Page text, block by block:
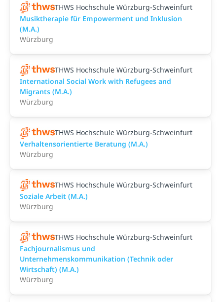
THWS Hochschule Würzburg-Schweinfurt
Musiktherapie für Empowerment und Inklusion
(M.A.)
Würzburg
THWS Hochschule Würzburg-Schweinfurt
International Social Work with Refugees and
Migrants (M.A.)
Würzburg
THWS Hochschule Würzburg-Schweinfurt
Verhaltensorientierte Beratung (M.A.)
Würzburg
THWS Hochschule Würzburg-Schweinfurt
Soziale Arbeit (M.A.)
Würzburg
THWS Hochschule Würzburg-Schweinfurt
Fachjournalismus und
Unternehmenskommunikation (Technik oder
Wirtschaft) (M.A.)
Würzburg